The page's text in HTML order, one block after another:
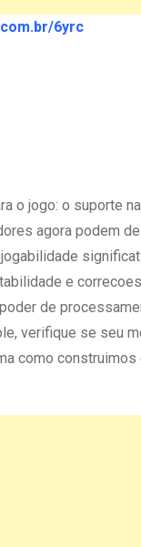
6yrc
o jogo: o suporte
agora podem
e
de
verifique se seu
como construimos